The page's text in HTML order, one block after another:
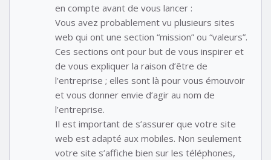
en compte avant de vous lancer :
Vous avez probablement vu plusieurs sites
web qui ont une section “mission” ou “valeurs”.
Ces sections ont pour but de vous inspirer et
de vous expliquer la raison d’être de
l’entreprise ; elles sont là pour vous émouvoir
et vous donner envie d’agir au nom de
l’entreprise.
Il est important de s’assurer que votre site
web est adapté aux mobiles. Non seulement
votre site s’affiche bien sur les téléphones,